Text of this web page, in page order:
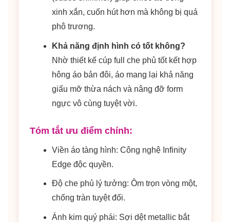
xinh xắn, cuốn hút hơn mà không bị quá
phô trương.
Khả năng định hình có tốt không?
Nhờ thiết kế cúp full che phủ tốt kết hợp
hông áo bản đôi, áo mang lại khả năng
giấu mỡ thừa nách và nâng đỡ form
ngực vô cùng tuyệt vời.
Tóm tắt ưu điểm chính:
Viền áo tàng hình: Công nghệ Infinity
Edge độc quyền.
Độ che phủ lý tưởng: Ôm trọn vòng một,
chống tràn tuyệt đối.
Ánh kim quý phái: Sợi dệt metallic bắt